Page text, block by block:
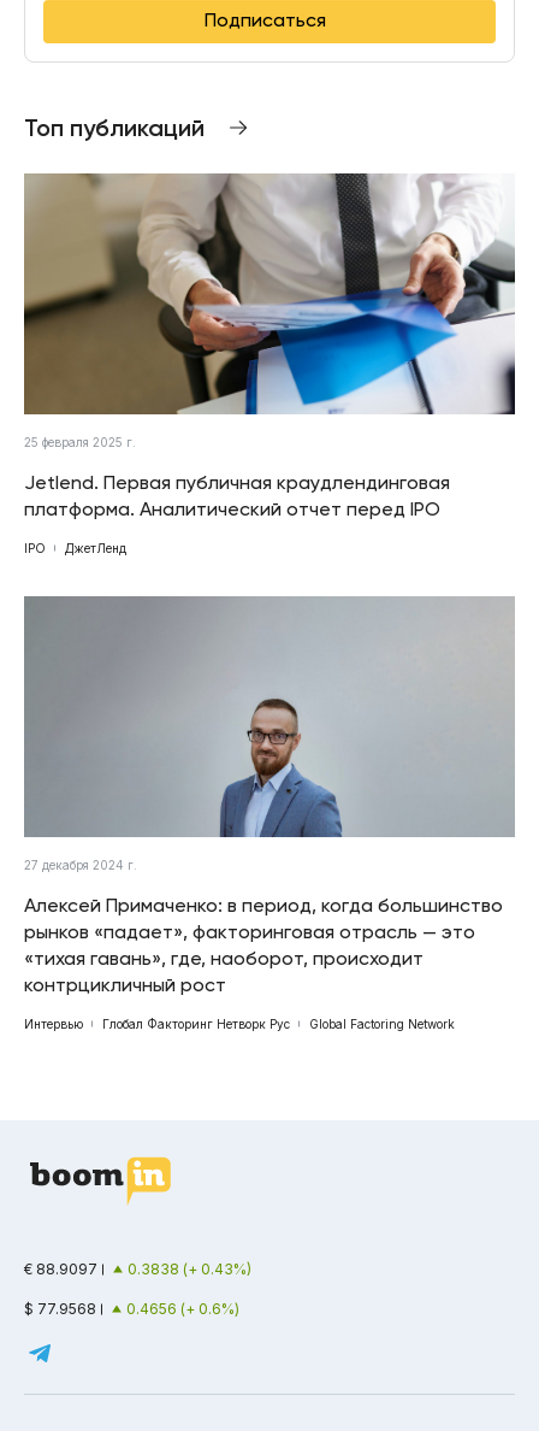
Подписаться
Топ публикаций
25 февраля 2025 г.
Jetlend. Первая публичная краудлендинговая
платформа. Аналитический отчет перед IPO
IPO ДжетЛенд
27 декабря 2024 г.
Алексей Примаченко: в период, когда большинство
рынков «падает», факторинговая отрасль — это
«тихая гавань», где, наоборот, происходит
контрцикличный рост
Интервью Глобал Факторинг Нетворк Рус Global Factoring Network
€ 88.9097 0.3838 (+ 0.43%)
$ 77.9568 0.4656 (+ 0.6%)